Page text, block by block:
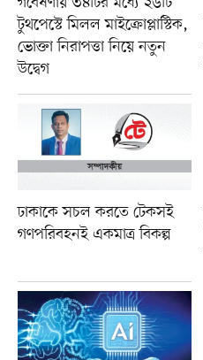
টুথপেস্টে মিলল মাইক্রোপ্লাস্টিক,
ভোক্তা নিরাপত্তা নিয়ে নতুন
উদ্বেগ
ঢাকাকে সচল করতে টেকসই
গণপরিবহনই একমাত্র বিকল্প